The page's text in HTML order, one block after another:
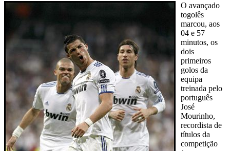
O avançado
togolês
marcou, aos
04 e 57
minutos, os
dois
primeiros
golos da
equipa
treinada pelo
português
José
Mourinho,
recordista de
títulos da
competição